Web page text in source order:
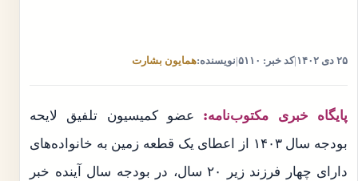
۲۵ دی ۱۴۰۲ |کد خبر: ۵۱۱۰ نویسنده:همایون بشارت
پایگاه خبری مکتوب‌نامه: عضو کمیسیون تلفیق لایحه
بودجه سال ۱۴۰۳ از اعطای یک قطعه زمین به خانواده‌های
دارای چهار فرزند زیر ۲۰ سال، در بودجه سال آینده خبر